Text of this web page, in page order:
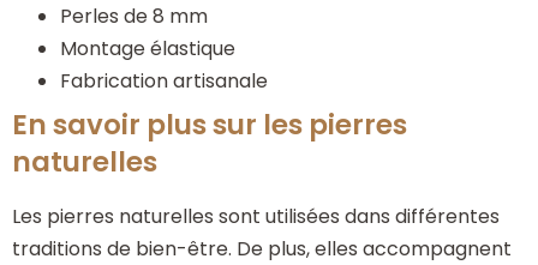
Perles de 8 mm
Montage élastique
Fabrication artisanale
En savoir plus sur les pierres
naturelles
Les pierres naturelles sont utilisées dans différentes
traditions de bien-être. De plus, elles accompagnent